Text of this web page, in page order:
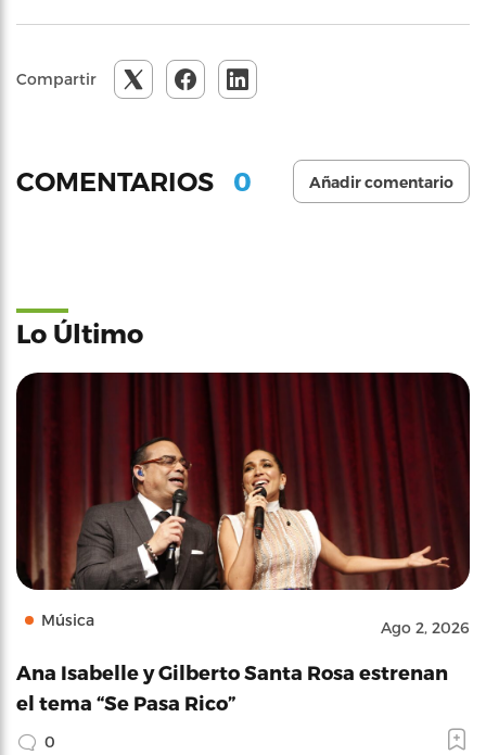
Compartir
COMENTARIOS 0 Añadir comentario
Lo Último
Música Ago 2, 2026
Ana Isabelle y Gilberto Santa Rosa estrenan
el tema “Se Pasa Rico”
0